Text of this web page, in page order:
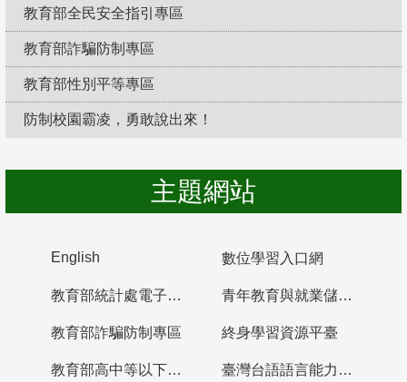
教育部全民安全指引專區
教育部詐騙防制專區
教育部性別平等專區
防制校園霸凌，勇敢說出來！
主題網站
English 數位學習入口網
教育部統計處電子書櫃 青年教育與就業儲蓄帳戶
教育部詐騙防制專區 終身學習資源平臺
教育部高中等以下學校及幼兒園教師資格檢定考試 臺灣台語語言能力認證網站